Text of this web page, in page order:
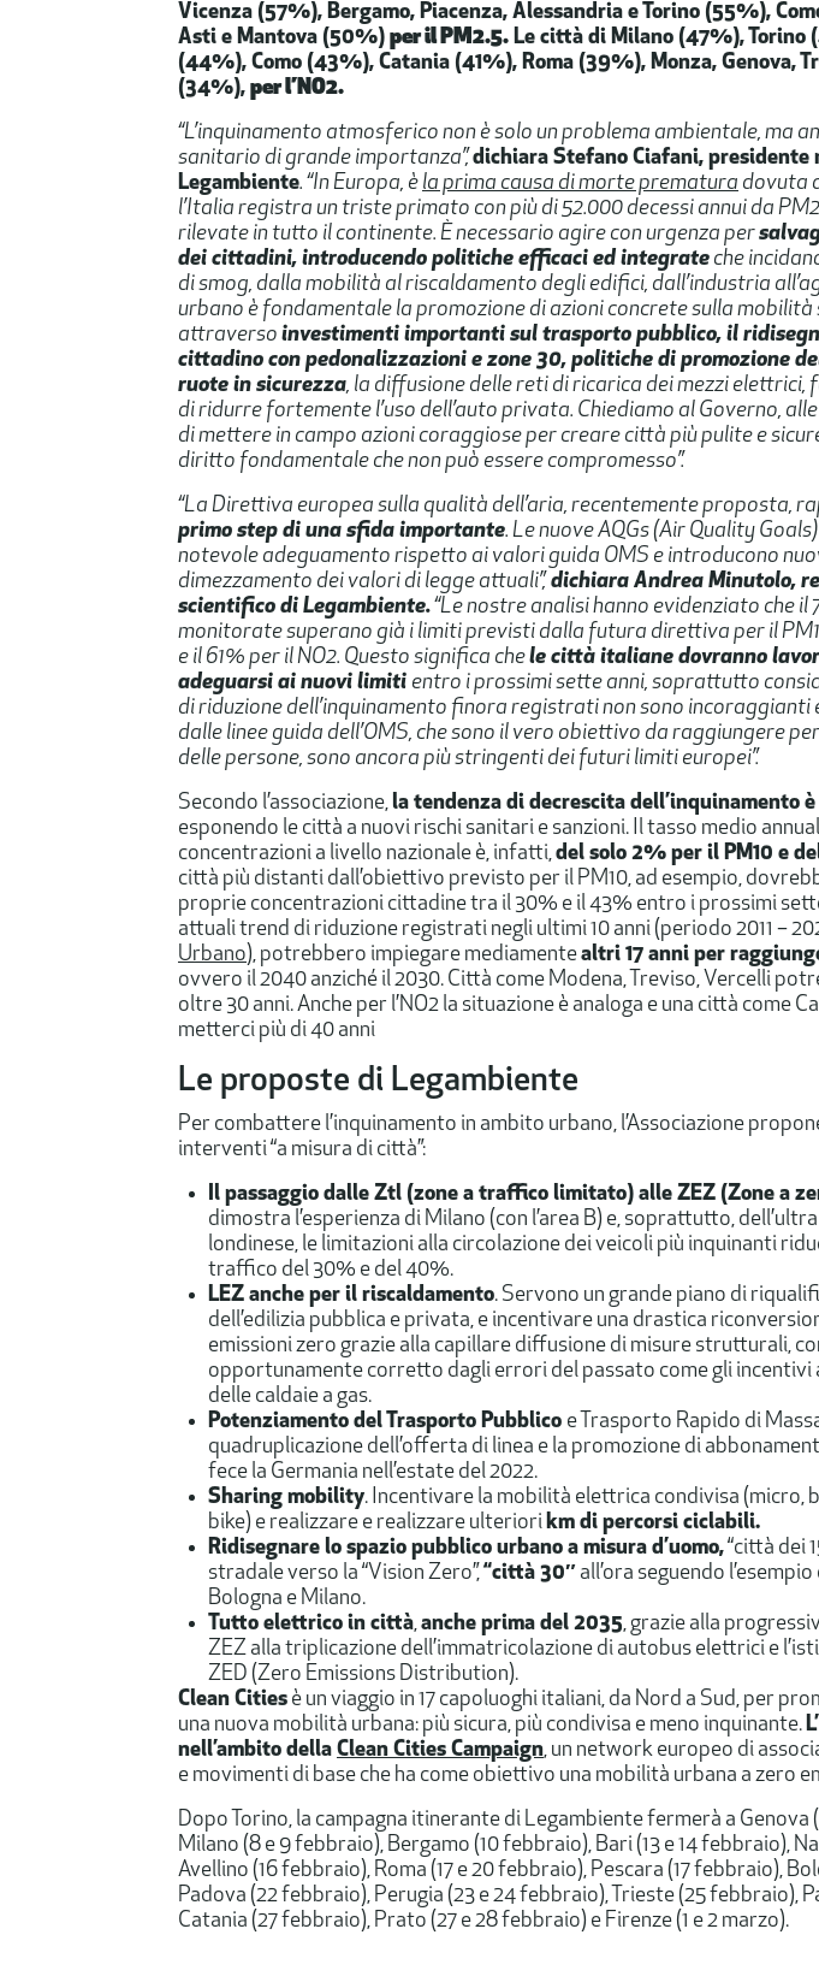
Vicenza (57%), Bergamo, Piacenza, Alessandria e Torino (55%),
Asti e Mantova (50%) per il PM2.5. Le città di Milano (47%), Torino
(44%), Como (43%), Catania (41%), Roma (39%), Monza, Genova,
(34%), per l’NO2.
“L’inquinamento atmosferico non è solo un problema ambientale, ma
sanitario di grande importanza”,dichiara Stefano Ciafani, presidente
Legambiente. “In Europa, è la prima causa di morte prematura dovuta
l’Italia registra un triste primato con più di 52.000 decessi annui da
rilevate in tutto il continente. È necessario agire con urgenza per
dei cittadini, introducendo politiche efficaci ed integrate che
di smog, dalla mobilità al riscaldamento degli edifici, dall’industria
urbano è fondamentale la promozione di azioni concrete sulla mobilità
attraverso investimenti importanti sul trasporto pubblico, il
cittadino con pedonalizzazioni e zone 30, politiche di promozione
ruote in sicurezza, la diffusione delle reti di ricarica dei mezzi elettrici,
di ridurre fortemente l’uso dell’auto privata. Chiediamo al Governo, alle
di mettere in campo azioni coraggiose per creare città più pulite e
diritto fondamentale che non può essere compromesso”.
“La Direttiva europea sulla qualità dell’aria, recentemente proposta,
primo step di una sfida importante. Le nuove AQGs (Air Quality
notevole adeguamento rispetto ai valori guida OMS e introducono
dimezzamento dei valori di legge attuali”, dichiara Andrea Minutolo,
scientifico di Legambiente.“Le nostre analisi hanno evidenziato che il
monitorate superano già i limiti previsti dalla futura direttiva per il
e il 61% per il NO2. Questo significa chele città italiane dovranno
adeguarsi ai nuovi limiti entro i prossimi sette anni, soprattutto
di riduzione dell’inquinamento finora registrati non sono incoraggianti
dalle linee guida dell’OMS, che sono il vero obiettivo da raggiungere
delle persone, sono ancora più stringenti dei futuri limiti europei”.
Secondo l’associazione,la tendenza di decrescita dell’inquinamento
esponendo le città a nuovi rischi sanitari e sanzioni. Il tasso medio
concentrazioni a livello nazionale è, infatti,del solo 2% per il PM10 e
città più distanti dall’obiettivo previsto per il PM10, ad esempio,
proprie concentrazioni cittadine tra il 30% e il 43% entro i prossimi
attuali trend di riduzione registrati negli ultimi 10 anni (periodo 2011 –
Urbano), potrebbero impiegare mediamentealtri 17 anni per
ovvero il 2040 anziché il 2030. Città come Modena, Treviso, Vercelli
oltre 30 anni. Anche per l’NO2 la situazione è analoga e una città come
metterci più di 40 anni
Le proposte di Legambiente
Per combattere l’inquinamento in ambito urbano, l’Associazione
interventi “a misura di città”:
Il passaggio dalle Ztl (zone a traffico limitato) alle ZEZ (Zone a
dimostra l’esperienza di Milano (con l’area B) e, soprattutto,
londinese, le limitazioni alla circolazione dei veicoli più inquinanti
traffico del 30% e del 40%.
LEZ anche per il riscaldamento. Servono un grande piano di
dell’edilizia pubblica e privata, e incentivare una drastica
emissioni zero grazie alla capillare diffusione di misure strutturali,
opportunamente corretto dagli errori del passato come gli incentivi
delle caldaie a gas.
Potenziamento del Trasporto Pubblico e Trasporto Rapido di
quadruplicazione dell’offerta di linea e la promozione di
fece la Germania nell’estate del 2022.
Sharing mobility. Incentivare la mobilità elettrica condivisa (micro,
bike) e realizzare e realizzare ulteriorikm di percorsi ciclabili.
Ridisegnare lo spazio pubblico urbano a misura d’uomo,“città dei
stradale verso la “Vision Zero”,“città 30″ all’ora seguendo
Bologna e Milano.
Tutto elettrico in città,anche prima del 2035, grazie alla
ZEZ alla triplicazione dell’immatricolazione di autobus elettrici e
ZED (Zero Emissions Distribution).
​Clean Cities è un viaggio in 17 capoluoghi italiani, da Nord a Sud, per
una nuova mobilità urbana: più sicura, più condivisa e meno inquinante.
nell’ambito della Clean Cities Campaign, un network europeo di
e movimenti di base che ha come obiettivo una mobilità urbana a zero
Dopo Torino, la campagna itinerante di Legambiente fermerà a Genova
Milano (8 e 9 febbraio), Bergamo (10 febbraio), Bari (13 e 14 febbraio),
Avellino (16 febbraio), Roma (17 e 20 febbraio), Pescara (17 febbraio),
Padova (22 febbraio), Perugia (23 e 24 febbraio), Trieste (25 febbraio),
Catania (27 febbraio), Prato (27 e 28 febbraio) e Firenze (1 e 2 marzo).